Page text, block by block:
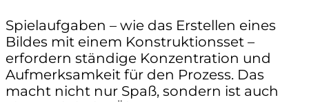
Spielaufgaben – wie das Erstellen eines
Bildes mit einem Konstruktionsset –
erfordern ständige Konzentration und
Aufmerksamkeit für den Prozess. Das
macht nicht nur Spaß, sondern ist auch